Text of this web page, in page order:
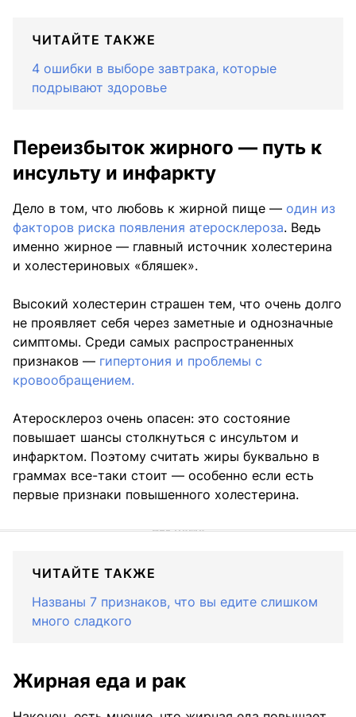
ЧИТАЙТЕ ТАКЖЕ
4 ошибки в выборе завтрака, которые
подрывают здоровье
Переизбыток жирного — путь к
инсульту и инфаркту
Дело в том, что любовь к жирной пище — один из
факторов риска появления атеросклероза. Ведь
именно жирное — главный источник холестерина
и холестериновых «бляшек».
Высокий холестерин страшен тем, что очень долго
не проявляет себя через заметные и однозначные
симптомы. Среди самых распространенных
признаков — гипертония и проблемы с
кровообращением.
Атеросклероз очень опасен: это состояние
повышает шансы столкнуться с инсультом и
инфарктом. Поэтому считать жиры буквально в
граммах все-таки стоит — особенно если есть
первые признаки повышенного холестерина.
ЧИТАЙТЕ ТАКЖЕ
Названы 7 признаков, что вы едите слишком
много сладкого
Жирная еда и рак